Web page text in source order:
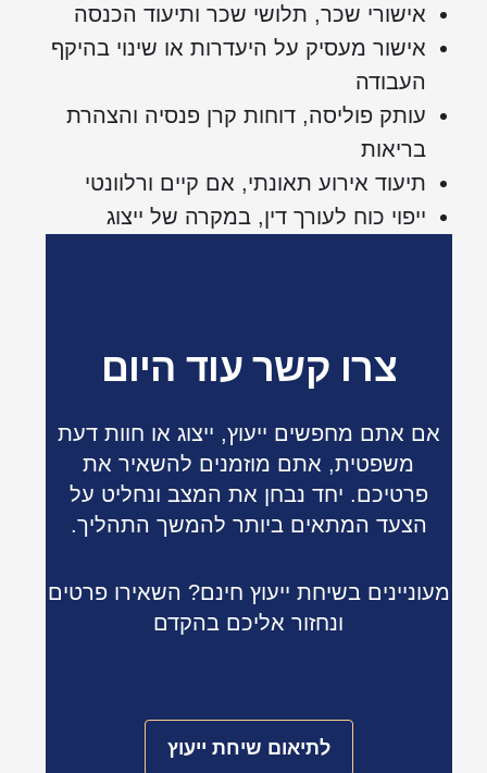
אישורי שכר, תלושי שכר ותיעוד הכנסה
אישור מעסיק על היעדרות או שינוי בהיקף
העבודה
עותק פוליסה, דוחות קרן פנסיה והצהרת
בריאות
תיעוד אירוע תאונתי, אם קיים ורלוונטי
ייפוי כוח לעורך דין, במקרה של ייצוג
צרו קשר עוד היום
אם אתם מחפשים ייעוץ, ייצוג או חוות דעת
משפטית, אתם מוזמנים להשאיר את
פרטיכם. יחד נבחן את המצב ונחליט על
הצעד המתאים ביותר להמשך התהליך.
מעוניינים בשיחת ייעוץ חינם? השאירו פרטים
ונחזור אליכם בהקדם
לתיאום שיחת ייעוץ